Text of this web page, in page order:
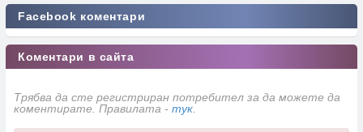
Facebook коментари
Коментари в сайта
Трябва да сте регистриран потребител за да можете да
коментирате. Правилата - тук